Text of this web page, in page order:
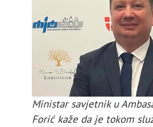
Ministar savjetnik u
Forić kaže da je tokom